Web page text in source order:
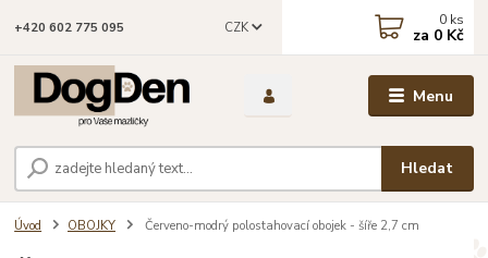
Menu
CZK
Hledat
+420 602 775 095 0 ks
za 0 Kč
Úvod OBOJKY Červeno-modrý polostahovací obojek - šíře 2,7 cm